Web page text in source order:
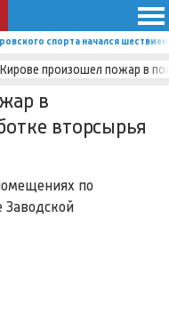
спорта начался шествием
произошел пожар в
в
вторсырья